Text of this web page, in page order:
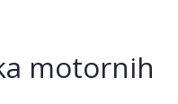
motornih